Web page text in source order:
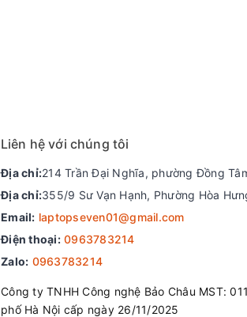
Liên hệ với chúng tôi
Địa chỉ:214 Trần Đại Nghĩa, phường Đồng
Địa chỉ:355/9 Sư Vạn Hạnh, Phường Hòa
Email: laptopseven01@gmail.com
Điện thoại: 0963783214
Zalo: 0963783214
Công ty TNHH Công nghệ Bảo Châu MST:
phố Hà Nội cấp ngày 26/11/2025